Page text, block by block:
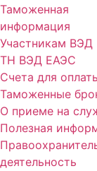
Таможенная
информация
Участникам ВЭД
ТН ВЭД ЕАЭС
Счета для
Таможенные
О приеме на
Полезная
деятельность